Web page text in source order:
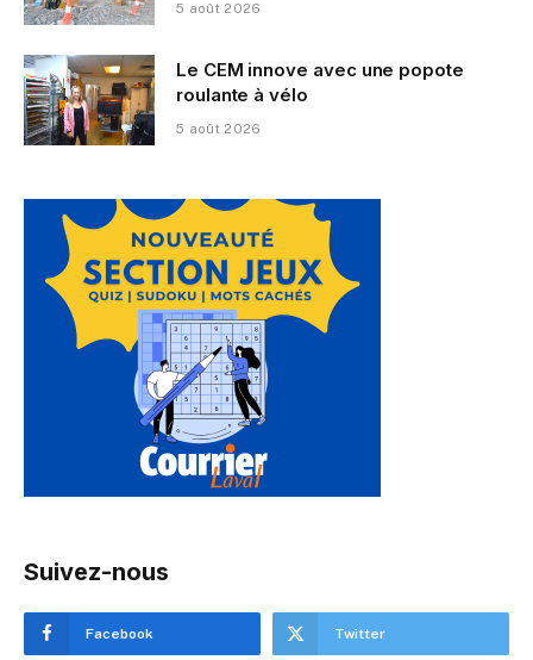
5 août 2026
Le CEM innove avec une popote
roulante à vélo
5 août 2026
Suivez-nous
Facebook Twitter